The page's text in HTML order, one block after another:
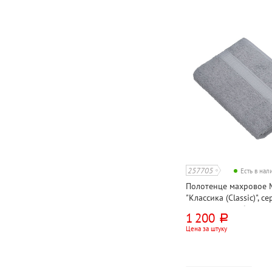
257705 Есть в
Полотенце махровое
"Классика (Classic)",
140см*70см, с
420г⁄м², УЗБЕКИСТАН
1 200 руб.
Цена за штуку